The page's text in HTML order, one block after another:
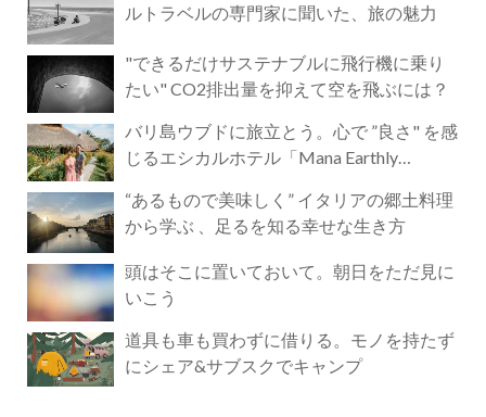
ルトラベルの専門家に聞いた、旅の魅力
"できるだけサステナブルに飛行機に乗り
たい" CO2排出量を抑えて空を飛ぶには？
バリ島ウブドに旅立とう。心で ”良さ" を感
じるエシカルホテル「Mana Earthly
“あるもので美味しく” イタリアの郷土料理
から学ぶ 、足るを知る幸せな生き方
頭はそこに置いておいて。朝日をただ見に
いこう
道具も車も買わずに借りる。モノを持たず
にシェア&サブスクでキャンプ